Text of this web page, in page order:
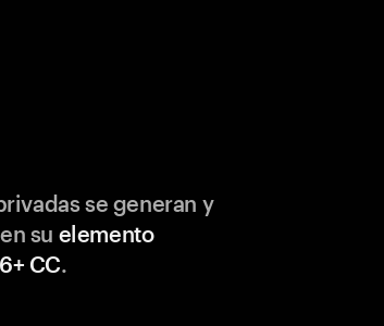
se generan y
su elemento
CC.